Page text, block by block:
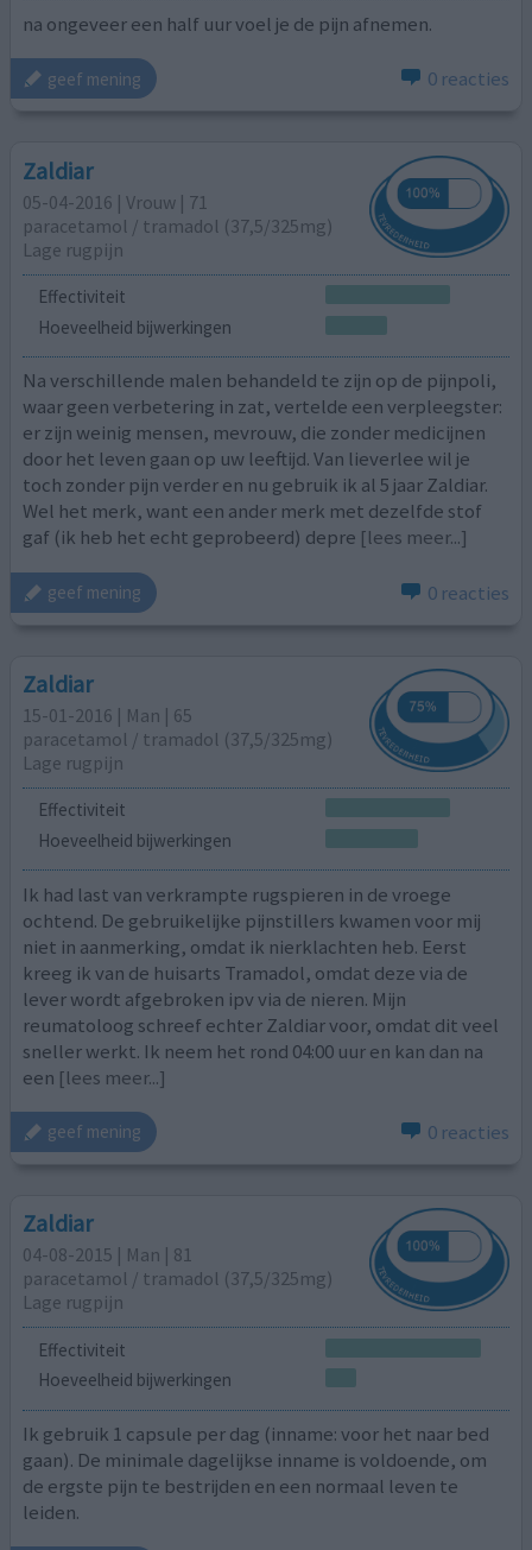
na ongeveer een half uur voel je de pijn afnemen.
geef mening 0 reacties
Zaldiar
05-04-2016 | Vrouw | 71
paracetamol / tramadol (37,5/325mg)
Lage rugpijn
Effectiviteit
Hoeveelheid bijwerkingen
Na verschillende malen behandeld te zijn op de pijnpoli,
waar geen verbetering in zat, vertelde een verpleegster:
er zijn weinig mensen, mevrouw, die zonder medicijnen
door het leven gaan op uw leeftijd. Van lieverlee wil je
toch zonder pijn verder en nu gebruik ik al 5 jaar Zaldiar.
Wel het merk, want een ander merk met dezelfde stof
gaf (ik heb het echt geprobeerd) depre [lees meer...]
geef mening 0 reacties
Zaldiar
15-01-2016 | Man | 65
paracetamol / tramadol (37,5/325mg)
Lage rugpijn
Effectiviteit
Hoeveelheid bijwerkingen
Ik had last van verkrampte rugspieren in de vroege
ochtend. De gebruikelijke pijnstillers kwamen voor mij
niet in aanmerking, omdat ik nierklachten heb. Eerst
kreeg ik van de huisarts Tramadol, omdat deze via de
lever wordt afgebroken ipv via de nieren. Mijn
reumatoloog schreef echter Zaldiar voor, omdat dit veel
sneller werkt. Ik neem het rond 04:00 uur en kan dan na
een [lees meer...]
geef mening 0 reacties
Zaldiar
04-08-2015 | Man | 81
paracetamol / tramadol (37,5/325mg)
Lage rugpijn
Effectiviteit
Hoeveelheid bijwerkingen
Ik gebruik 1 capsule per dag (inname: voor het naar bed
gaan). De minimale dagelijkse inname is voldoende, om
de ergste pijn te bestrijden en een normaal leven te
leiden.